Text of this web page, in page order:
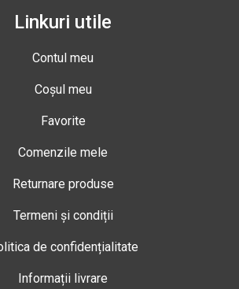
Linkuri utile
Contul meu
Coșul meu
Favorite
Comenzile mele
Returnare produse
Termeni și condiții
de confidențialitate
Informații livrare